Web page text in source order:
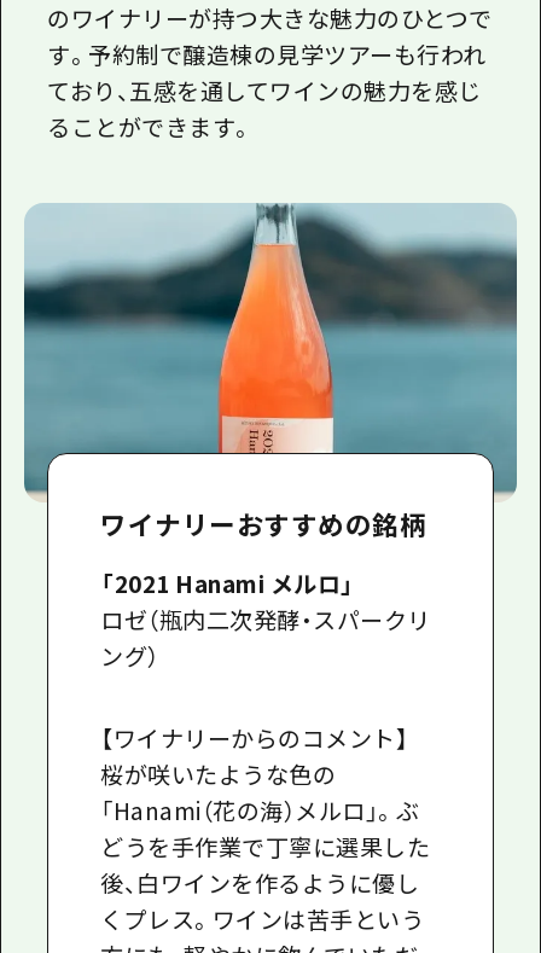
のワイナリーが持つ大きな魅力のひとつで
す。予約制で醸造棟の見学ツアーも行われ
ており、五感を通してワインの魅力を感じ
ることができます。
ワイナリーおすすめの銘柄
「2021 Hanami メルロ」
ロゼ（瓶内二次発酵・スパークリ
ング）
【ワイナリーからのコメント】
桜が咲いたような色の
「Hanami（花の海）メルロ」。ぶ
どうを手作業で丁寧に選果した
後、白ワインを作るように優し
くプレス。ワインは苦手という